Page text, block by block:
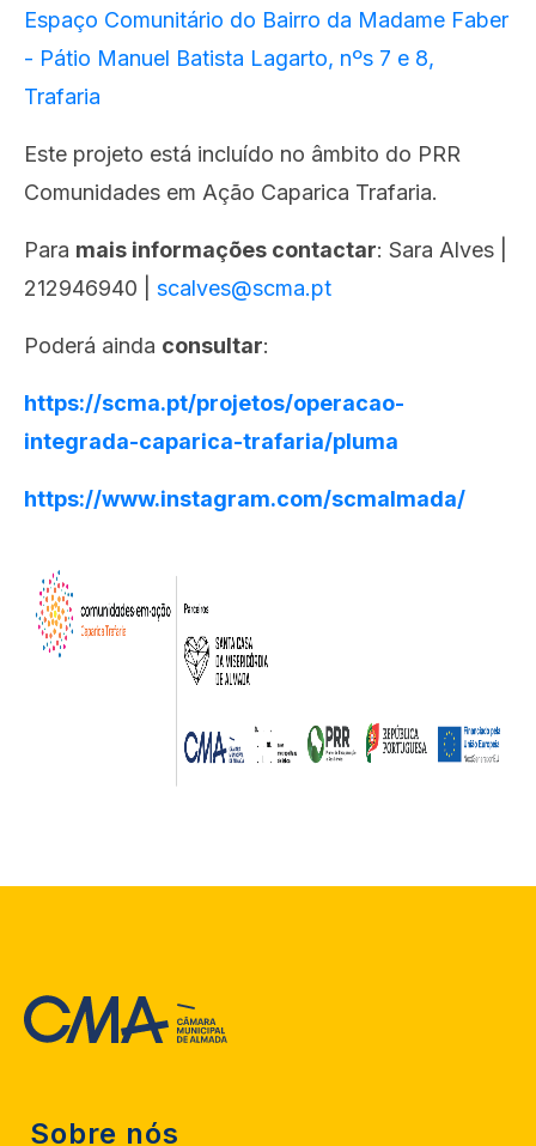
Espaço Comunitário do Bairro da Madame Faber
- Pátio Manuel Batista Lagarto, nºs 7 e 8,
Trafaria
Este projeto está incluído no âmbito do PRR
Comunidades em Ação Caparica Trafaria.
Para mais informações contactar: Sara Alves |
212946940 | scalves@scma.pt
Poderá ainda consultar:
https://scma.pt/projetos/operacao-
integrada-caparica-trafaria/pluma
https://www.instagram.com/scmalmada/
Sobre nós